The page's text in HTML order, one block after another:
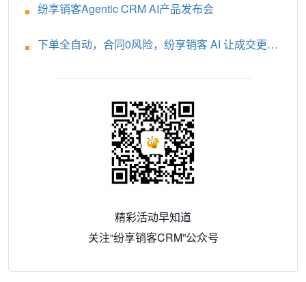
纷享销客Agentic CRM AI产品发布会
下单全自动，合同0风险，纷享销客 AI 让成交更轻
精彩活动早知道
关注“纷享销客CRM”公众号